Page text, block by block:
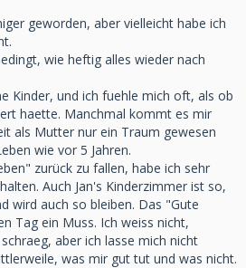
geworden, aber vielleicht habe ich
wie heftig alles wieder nach
Kinder, und ich fuehle mich oft, als ob
haette. Manchmal kommt es mir
als Mutter nur ein Traum gewesen
wie vor 5 Jahren.
zurück zu fallen, habe ich sehr
Auch Jan's Kinderzimmer ist so,
wird auch so bleiben. Das "Gute
Tag ein Muss. Ich weiss nicht,
aber ich lasse mich nicht
was mir gut tut und was nicht.